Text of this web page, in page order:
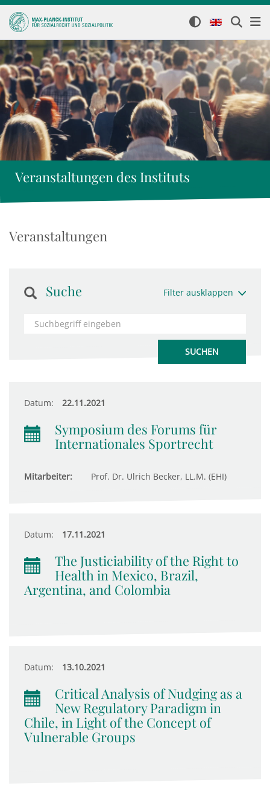
Veranstaltungen des Instituts
Veranstaltungen
Suche Filter ausklappen
Datum: 22.11.2021
Symposium des Forums für
Internationales Sportrecht
Mitarbeiter: Prof. Dr. Ulrich Becker, LL.M. (EHI)
Datum: 17.11.2021
The Justiciability of the Right to
Health in Mexico, Brazil,
Argentina, and Colombia
Datum: 13.10.2021
Critical Analysis of Nudging as a
New Regulatory Paradigm in
Chile, in Light of the Concept of
Vulnerable Groups